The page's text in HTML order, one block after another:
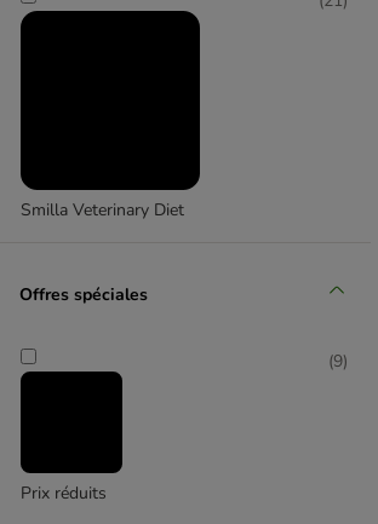
Virbac Veterinary HPM
Wild Freedom
Nourriture bio
Affinity Advance
animonda
Brekkies
Smilla Veterinary Diet
Offres spéciales
Prix réduits
(9)